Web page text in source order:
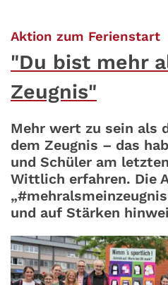
Aktion zum Ferienstart:
"Du bist mehr
Zeugnis"
Mehr wert zu sein als
dem Zeugnis – das
und Schüler am
Wittlich erfahren. Die
und auf Stärken